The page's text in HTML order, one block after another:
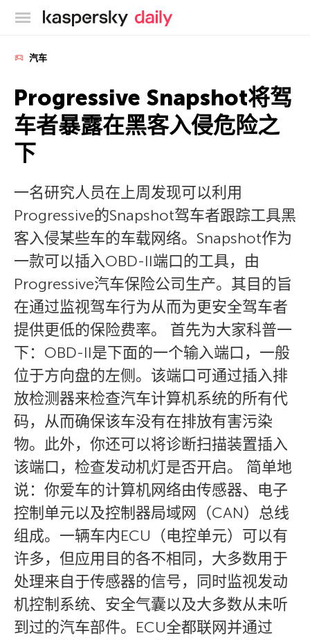
卡巴斯基官方博客
汽车
Progressive Snapshot将驾
车者暴露在黑客入侵危险之
下
一名研究人员在上周发现可以利用
Progressive的Snapshot驾车者跟踪工具黑
客入侵某些车的车载网络。Snapshot作为
一款可以插入OBD-II端口的工具，由
Progressive汽车保险公司生产。其目的旨
在通过监视驾车行为从而为更安全驾车者
提供更低的保险费率。 首先为大家科普一
下：OBD-II是下面的一个输入端口，一般
位于方向盘的左侧。该端口可通过插入排
放检测器来检查汽车计算机系统的所有代
码，从而确保该车没有在排放有害污染
物。此外，你还可以将诊断扫描装置插入
该端口，检查发动机灯是否开启。 简单地
说：你爱车的计算机网络由传感器、电子
控制单元以及控制器局域网（CAN）总线
组成。一辆车内ECU（电控单元）可以有
许多，但应用目的各不相同，大多数用于
处理来自于传感器的信号，同时监视发动
机控制系统、安全气囊以及大多数从未听
到过的汽车部件。ECU全都联网并通过